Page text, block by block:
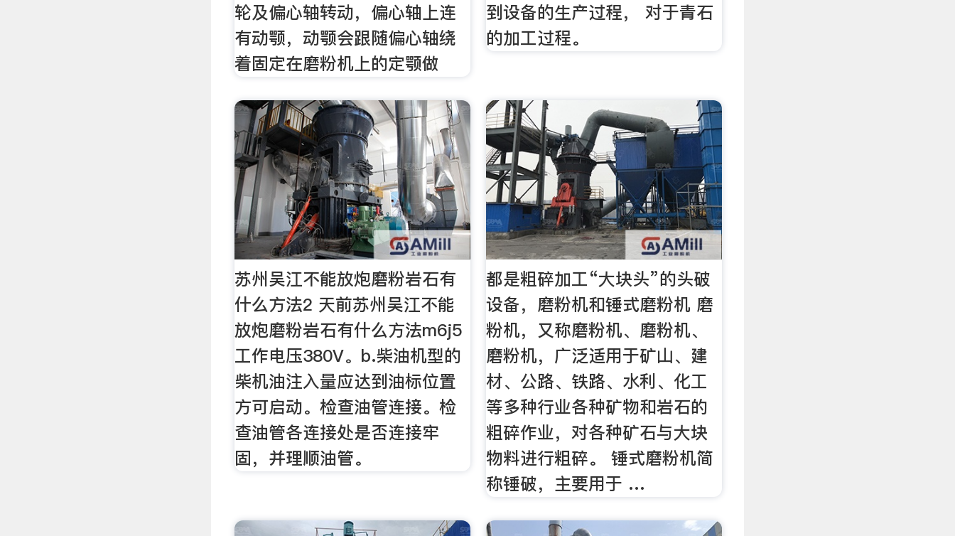
轮及偏心轴转动，偏心轴上连
有动颚，动颚会跟随偏心轴绕
着固定在磨粉机上的定颚做
到设备的生产过程， 对于青石
的加工过程。
苏州吴江不能放炮磨粉岩石有
什么方法2 天前苏州吴江不能
放炮磨粉岩石有什么方法m6j5
工作电压380V。b.柴油机型的
柴机油注入量应达到油标位置
方可启动。检查油管连接。检
查油管各连接处是否连接牢
固，并理顺油管。
都是粗碎加工“大块头”的头破
设备，磨粉机和锤式磨粉机 磨
粉机，又称磨粉机、磨粉机、
磨粉机，广泛适用于矿山、建
材、公路、铁路、水利、化工
等多种行业各种矿物和岩石的
粗碎作业，对各种矿石与大块
物料进行粗碎。 锤式磨粉机简
称锤破，主要用于 …